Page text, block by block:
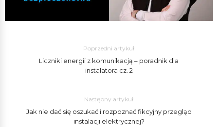
Poprzedni artykuł
Liczniki energii z komunikacją – poradnik dla
instalatora cz. 2
Następny artykuł
Jak nie dać się oszukać i rozpoznać fikcyjny przegląd
instalacji elektrycznej?